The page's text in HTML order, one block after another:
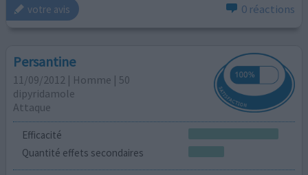
votre avis 0 réactions
Persantine
11/09/2012 | Homme | 50
dipyridamole
Attaque
Efficacité
Quantité effets secondaires